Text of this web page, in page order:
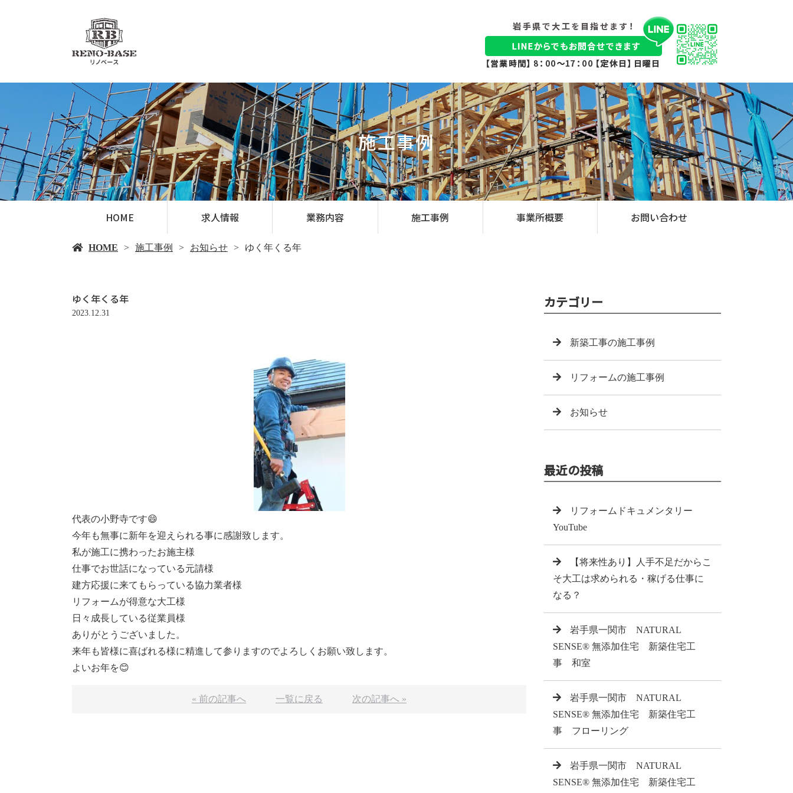
施工事例
HOME 求人情報 業務内容 施工事例 事業所概要 お問い合わせ
HOME 施工事例 お知らせ ゆく年くる年
ゆく年くる年
2023.12.31
代表の小野寺です😄
今年も無事に新年を迎えられる事に感謝致します。
私が施工に携わったお施主様
仕事でお世話になっている元請様
建方応援に来てもらっている協力業者様
リフォームが得意な大工様
日々成長している従業員様
ありがとうございました。
来年も皆様に喜ばれる様に精進して参りますのでよろしくお願い致します。
よいお年を😊
« 前の記事へ 一覧に戻る 次の記事へ »
カテゴリー
新築工事の施工事例
リフォームの施工事例
お知らせ
最近の投稿
リフォームドキュメンタリー
YouTube
【将来性あり】人手不足だからこ
そ大工は求められる・稼げる仕事に
なる？
岩手県一関市 NATURAL
SENSE® 無添加住宅 新築住宅工
事 和室
岩手県一関市 NATURAL
SENSE® 無添加住宅 新築住宅工
事 フローリング
岩手県一関市 NATURAL
SENSE® 無添加住宅 新築住宅工